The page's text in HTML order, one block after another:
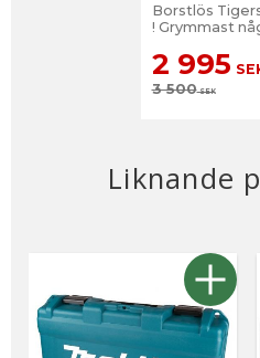
Borstlös
! Grymmast
2 995
3 500SEK
Liknande